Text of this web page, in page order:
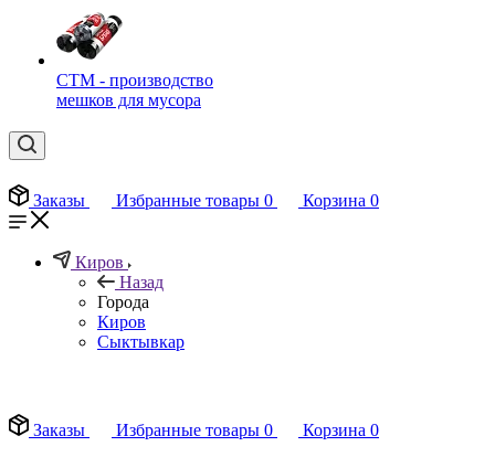
СТМ - производство
мешков для мусора
Заказы Избранные товары 0 Корзина 0
Киров
Назад
Города
Киров
Сыктывкар
Заказы
Избранные товары 0 Корзина 0